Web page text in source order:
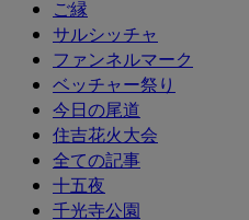
ご縁
サルシッチャ
ファンネルマーク
ベッチャー祭り
今日の尾道
住吉花火大会
全ての記事
十五夜
千光寺公園